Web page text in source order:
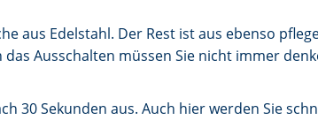
aus Edelstahl. Der Rest ist aus ebenso
Ausschalten müssen Sie nicht immer
30 Sekunden aus. Auch hier werden Sie